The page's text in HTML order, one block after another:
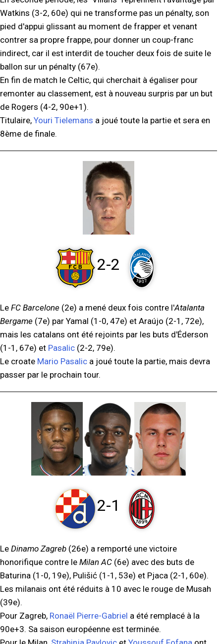
Watkins (3-2, 60e) qui ne transforme pas un pénalty, son
pied d'appui glissant au moment de frapper et venant
contrer sa propre frappe, pour donner un coup-franc
indirect, car il est interdit de toucher deux fois de suite le
ballon sur un pénalty (67e).
En fin de match le Celtic, qui cherchait à égaliser pour
remonter au classement, est à nouveau surpris par un but
de Rogers (4-2, 90e+1).
Titulaire, Youri Tielemans a joué toute la partie et sera en
8ème de finale.
2-2
Le FC Barcelone (2e) a mené deux fois contre l'Atalanta
Bergame (7e) par Yamal (1-0, 47e) et Araújo (2-1, 72e),
mais les catalans ont été rejoints par les buts d'Éderson
(1-1, 67e) et Pasalic (2-2, 79e).
Le croate Mario Pasalic a joué toute la partie, mais devra
passer par le prochain tour.
2-1
Le Dinamo Zagreb (26e) a remporté une victoire
honorifique contre le Milan AC (6e) avec des buts de
Baturina (1-0, 19e), Pulišić (1-1, 53e) et Pjaca (2-1, 60e).
Les milanais ont été réduits à 10 avec le rouge de Musah
(39e).
Pour Zagreb, Ronaël Pierre-Gabriel a été remplacé à la
90e+3. Sa saison européenne est terminée.